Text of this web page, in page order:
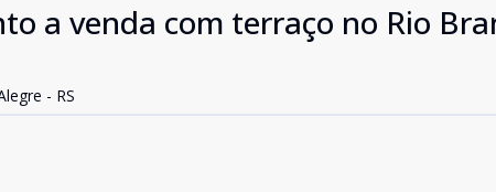
a venda com terraço no Rio
- RS